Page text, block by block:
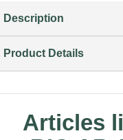
Description
Product Details
Articles